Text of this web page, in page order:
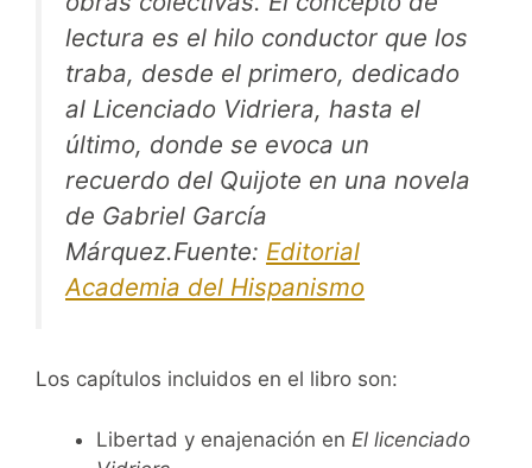
lectura es el hilo conductor que los
traba, desde el primero, dedicado
al Licenciado Vidriera, hasta el
último, donde se evoca un
recuerdo del Quijote en una novela
de Gabriel García
Márquez.Fuente: Editorial
Academia del Hispanismo
Los capítulos incluidos en el libro son:
Libertad y enajenación en El licenciado